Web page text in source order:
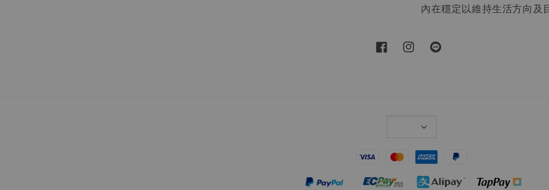
內在穩定以維持生活方向及